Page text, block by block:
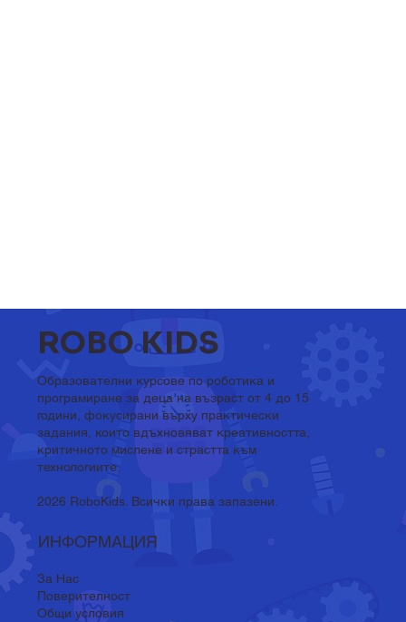
ROBO KIDS
Образователни курсове по роботика и
програмиране за деца на възраст от 4 до 15
години, фокусирани върху практически
задания, които вдъхновяват креативността,
критичното мислене и страстта към
технологиите.
2026 RoboKids. Всички права запазени.
ИНФОРМАЦИЯ
За Нас
Поверителност
Общи условия